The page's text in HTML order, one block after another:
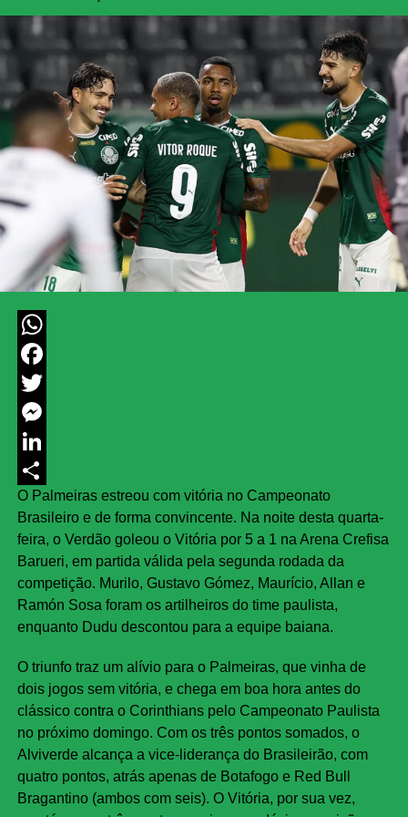
WhatsApp
Facebook
Twitter
Messenger
LinkedIn
Share
O Palmeiras estreou com vitória no Campeonato
Brasileiro e de forma convincente. Na noite desta quarta-
feira, o Verdão goleou o Vitória por 5 a 1 na Arena Crefisa
Barueri, em partida válida pela segunda rodada da
competição. Murilo, Gustavo Gómez, Maurício, Allan e
Ramón Sosa foram os artilheiros do time paulista,
enquanto Dudu descontou para a equipe baiana.
O triunfo traz um alívio para o Palmeiras, que vinha de
dois jogos sem vitória, e chega em boa hora antes do
clássico contra o Corinthians pelo Campeonato Paulista
no próximo domingo. Com os três pontos somados, o
Alviverde alcança a vice-liderança do Brasileirão, com
quatro pontos, atrás apenas de Botafogo e Red Bull
Bragantino (ambos com seis). O Vitória, por sua vez,